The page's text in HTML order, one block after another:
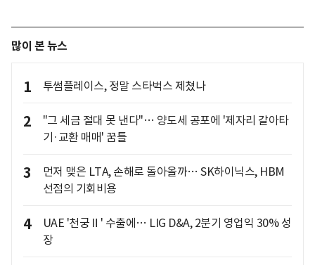
많이 본 뉴스
1 투썸플레이스, 정말 스타벅스 제쳤나
2
"그 세금 절대 못 낸다"… 양도세 공포에 '제자리 갈아타
기·교환 매매' 꿈틀
3
먼저 맺은 LTA, 손해로 돌아올까… SK하이닉스, HBM
선점의 기회비용
4
UAE '천궁Ⅱ' 수출에… LIG D&A, 2분기 영업익 30% 성
장